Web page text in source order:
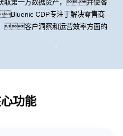
第一方数据资产，并使客
CDP专注于解决零售商
客户洞察和运营效率方面的
功能